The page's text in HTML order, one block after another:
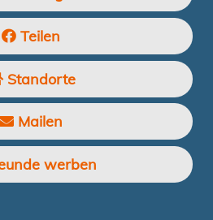
Teilen
Standorte
Mailen
werben